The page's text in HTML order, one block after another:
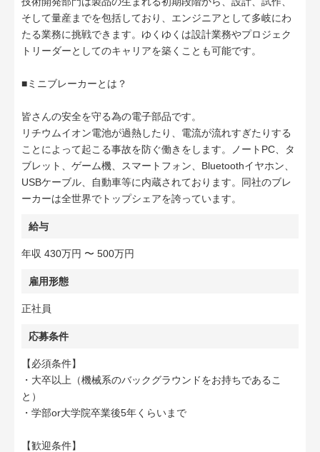
そして量産までを包括しており、エンジニアとして多岐にわ
たる業務に挑戦できます。ゆくゆくは設計業務やプロジェク
トリーダーとしてのキャリアを築くことも可能です。
■ミニブレーカーとは？
皆さんの安全を守る為の電子部品です。
リチウムイオン電池が過熱したり、電流が流れすぎたりする
ことによって起こる事故を防ぐ働きをします。ノートPC、タ
ブレット、ゲーム機、スマートフォン、Bluetoothイヤホン、
USBケーブル、自動車等に内蔵されております。同社のブレ
ーカーは全世界でトップシェアを誇っています。
給与
年収 430万円 〜 500万円
雇用形態
正社員
応募条件
【必須条件】
・大卒以上（機械系のバックグラウンドをお持ちであるこ
と）
・学部or大学院卒業後5年くらいまで
【歓迎条件】